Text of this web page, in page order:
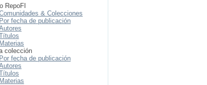
RepoFI
& Colecciones
Por fecha de publicación
Materias
colección
Por fecha de publicación
Materias